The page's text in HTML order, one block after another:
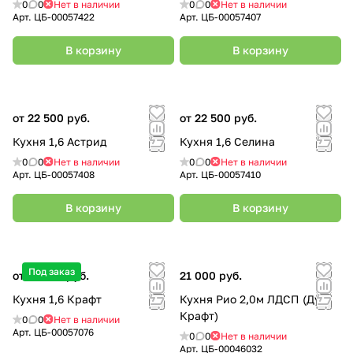
0 0
Нет в наличии
Арт. ЦБ-00057422
В корзину
0 0
Нет в наличии
Арт. ЦБ-00057407
В корзину
от 22 500 руб.
Кухня 1,6 Астрид
0 0
Нет в наличии
Арт. ЦБ-00057408
В корзину
от 22 500 руб.
Кухня 1,6 Селина
0 0
Нет в наличии
Арт. ЦБ-00057410
В корзину
Под заказ
от 15 500 руб.
Кухня 1,6 Крафт
0 0
Нет в наличии
Арт. ЦБ-00057076
21 000 руб.
Кухня Рио 2,0м ЛДСП (Дуб
Крафт)
0 0
Нет в наличии
Арт. ЦБ-00046032